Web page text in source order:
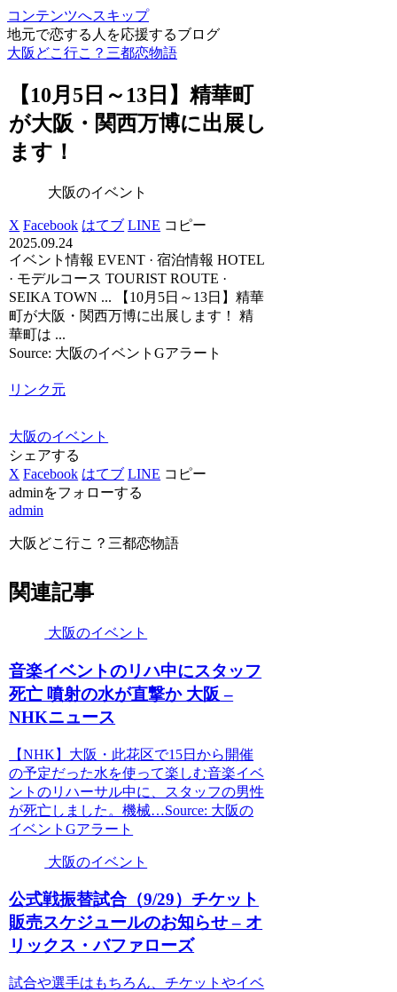
コンテンツへスキップ
地元で恋する人を応援するブログ
大阪どこ行こ？三都恋物語
【10月5日～13日】精華町
が大阪 ・関西万博に出展し
ます！
大阪のイベント
X Facebook はてブ LINE コピー
2025.09.24
イベント情報 EVENT · 宿泊情報 HOTEL
· モデルコース TOURIST ROUTE ·
SEIKA TOWN ... 【10月5日～13日】精華
町が大阪・関西万博に出展します！ 精
華町は ...
Source: 大阪のイベントGアラート
リンク元
大阪のイベント
シェアする
X Facebook はてブ LINE コピー
adminをフォローする
admin
大阪どこ行こ？三都恋物語
関連記事
大阪のイベント
音楽イベントのリハ中にスタッフ
死亡 噴射の水が直撃か 大阪 –
NHKニュース
【NHK】大阪・此花区で15日から開催
の予定だった水を使って楽しむ音楽イベ
ントのリハーサル中に、スタッフの男性
が死亡しました。機械…Source: 大阪の
イベントGアラート
大阪のイベント
公式戦振替試合（9/29）チケット
販売スケジュールのお知らせ – オ
リックス・バファローズ
試合や選手はもちろん、チケットやイベ